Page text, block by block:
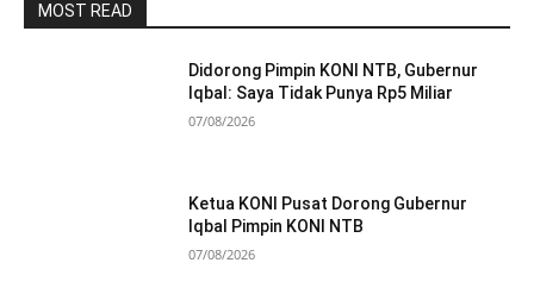
MOST READ
Didorong Pimpin KONI NTB, Gubernur
Iqbal: Saya Tidak Punya Rp5 Miliar
07/08/2026
Ketua KONI Pusat Dorong Gubernur
Iqbal Pimpin KONI NTB
07/08/2026